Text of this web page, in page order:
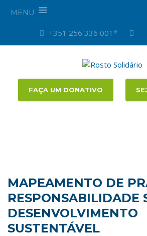
MENU
+351 256 336 001*
FAÇA UM DONATIVO
MAPEAMENTO DE
RESPONSABILIDADE
DESENVOLVIMENTO
SUSTENTÁVEL